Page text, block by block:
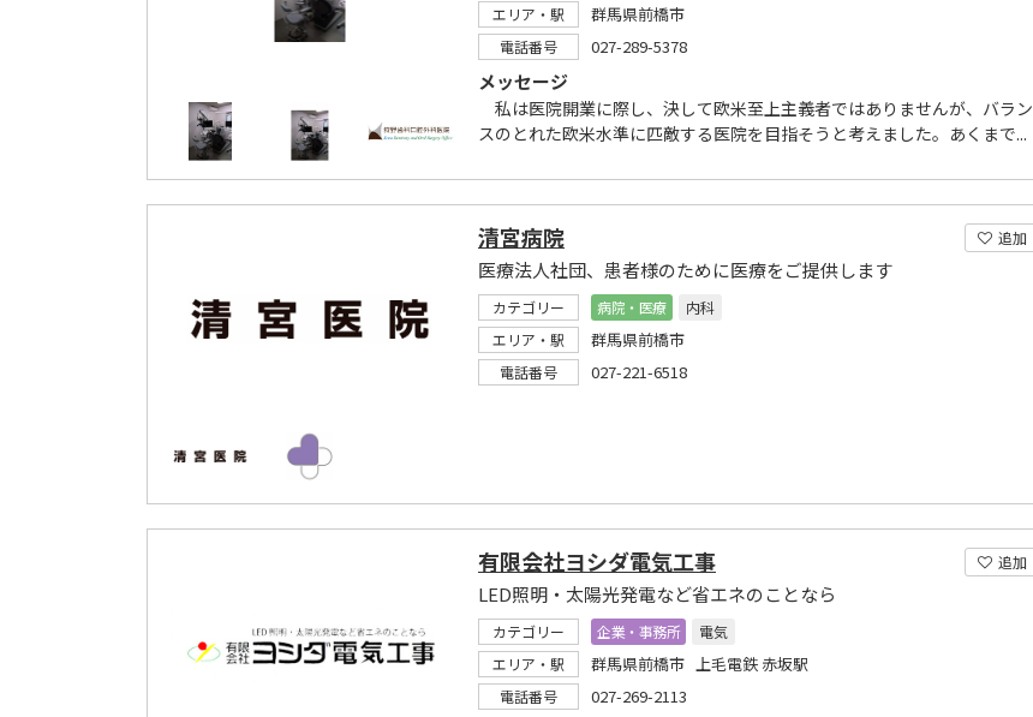
エリア・駅
群馬県前橋市
電話番号 027-289-5378
メッセージ
私は医院開業に際し、決して欧米至上主義者ではありませんが、バラン
スのとれた欧米水準に匹敵する医院を目指そうと考えました。あくまで...
追加
清宮病院
医療法人社団、患者様のために医療をご提供します
カテゴリー 病院・医療
内科
エリア・駅
群馬県前橋市
電話番号 027-221-6518
追加
有限会社ヨシダ電気工事
LED照明・太陽光発電など省エネのことなら
カテゴリー 企業・事務所
電気
エリア・駅
群馬県前橋市 上毛電鉄 赤坂駅
電話番号 027-269-2113